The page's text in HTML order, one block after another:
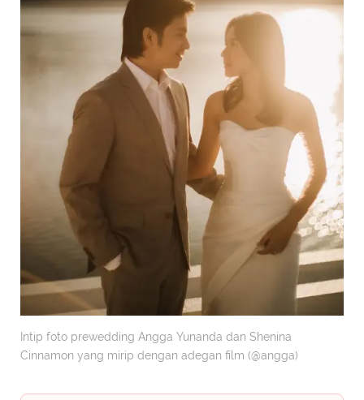
Intip foto prewedding Angga Yunanda dan Shenina
Cinnamon yang mirip dengan adegan film (@angga)